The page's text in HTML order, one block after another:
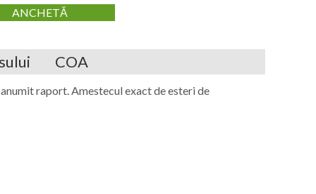
ANCHETĂ
COA
raport. Amestecul exact de esteri de